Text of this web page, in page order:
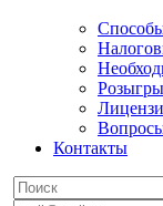
Контакты